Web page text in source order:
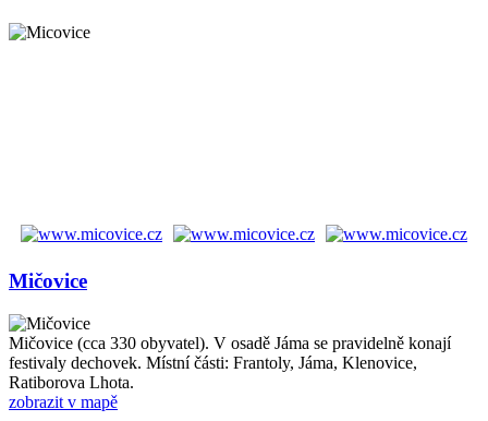
Mičovice
Mičovice (cca 330 obyvatel). V osadě Jáma se pravidelně konají
festivaly dechovek. Místní části: Frantoly, Jáma, Klenovice,
Ratiborova Lhota.
zobrazit v mapě